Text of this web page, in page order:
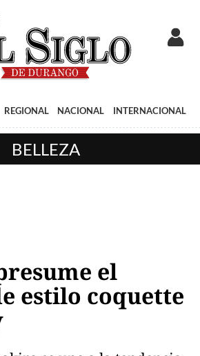
REGIONAL NACIONAL INTERNACIONAL
BELLEZA
el
estilo coquette